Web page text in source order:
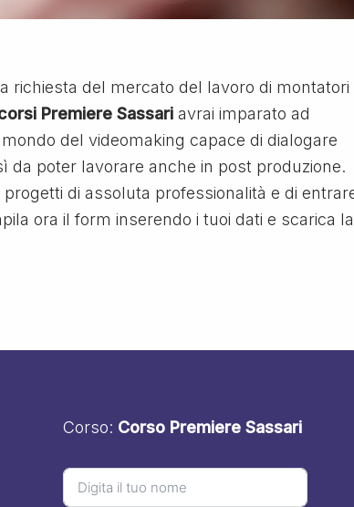
richiesta del mercato del lavoro di montatori
Premiere Sassari avrai imparato ad
del videomaking capace di dialogare
poter lavorare anche in post produzione.
di assoluta professionalità e di
ora il form inserendo i tuoi dati e scarica la
Corso: Corso Premiere Sassari